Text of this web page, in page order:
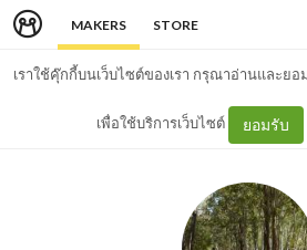
MAKERS STORE
เราใช้คุ๊กกี้บนเว็บไซต์ของเรา กรุณาอ่านและยอ
เพื่อใช้บริการเว็บไซต์ ยอมรับ